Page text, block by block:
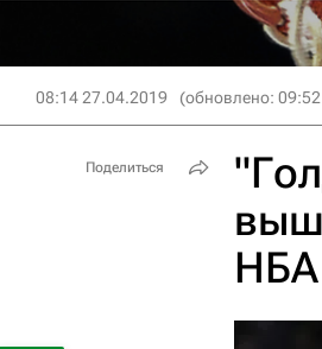
08:14 27.04.2019 (обновлено:
НБА
Поделиться